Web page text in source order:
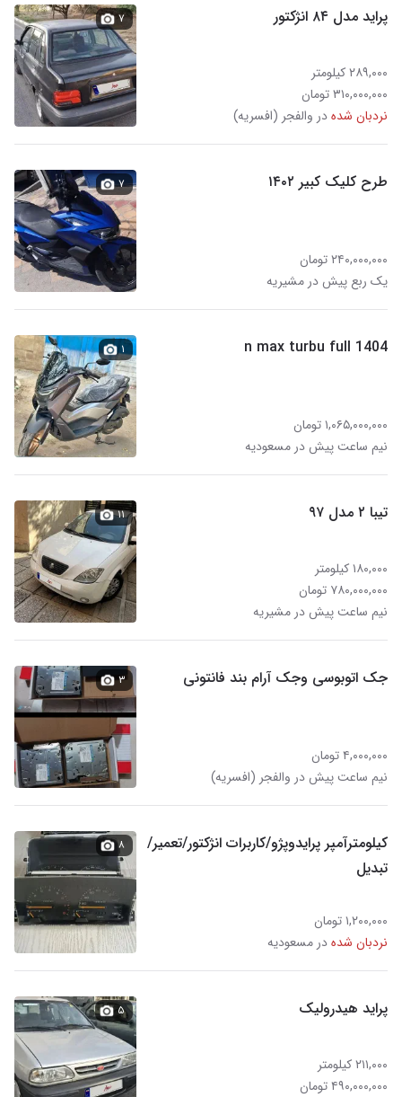
پراید مدل ۸۴ انژکتور
۲۸۹,۰۰۰ کیلومتر
۳۱۰,۰۰۰,۰۰۰ تومان
نردبان شدهدر والفجر (افسریه)
۷
طرح کلیک کبیر ۱۴۰۲
۲۴۰,۰۰۰,۰۰۰ تومان
یک ربع پیش در مشیریه
۷
n max turbu full 1404
۱,۰۶۵,۰۰۰,۰۰۰ تومان
نیم ساعت پیش در مسعودیه
۱
تیبا ۲ مدل ۹۷
۱۸۰,۰۰۰ کیلومتر
۷۸۰,۰۰۰,۰۰۰ تومان
نیم ساعت پیش در مشیریه
۱۱
جک اتوبوسی وجک آرام بند فانتونی
۴,۰۰۰,۰۰۰ تومان
نیم ساعت پیش در والفجر (افسریه)
۳
کیلومترآمپر پرایدوپژو/کاربرات انژکتور/تعمیر/
تبدیل
۱,۲۰۰,۰۰۰ تومان
نردبان شدهدر مسعودیه
۸
پراید هیدرولیک
۲۱۱,۰۰۰ کیلومتر
۴۹۰,۰۰۰,۰۰۰ تومان
۵